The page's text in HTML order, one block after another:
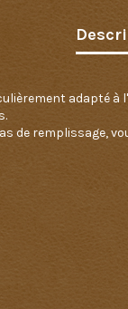
adapté
de remplissage,